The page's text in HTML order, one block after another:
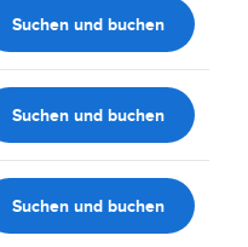
Suchen und buchen
Suchen und buchen
Suchen und buchen